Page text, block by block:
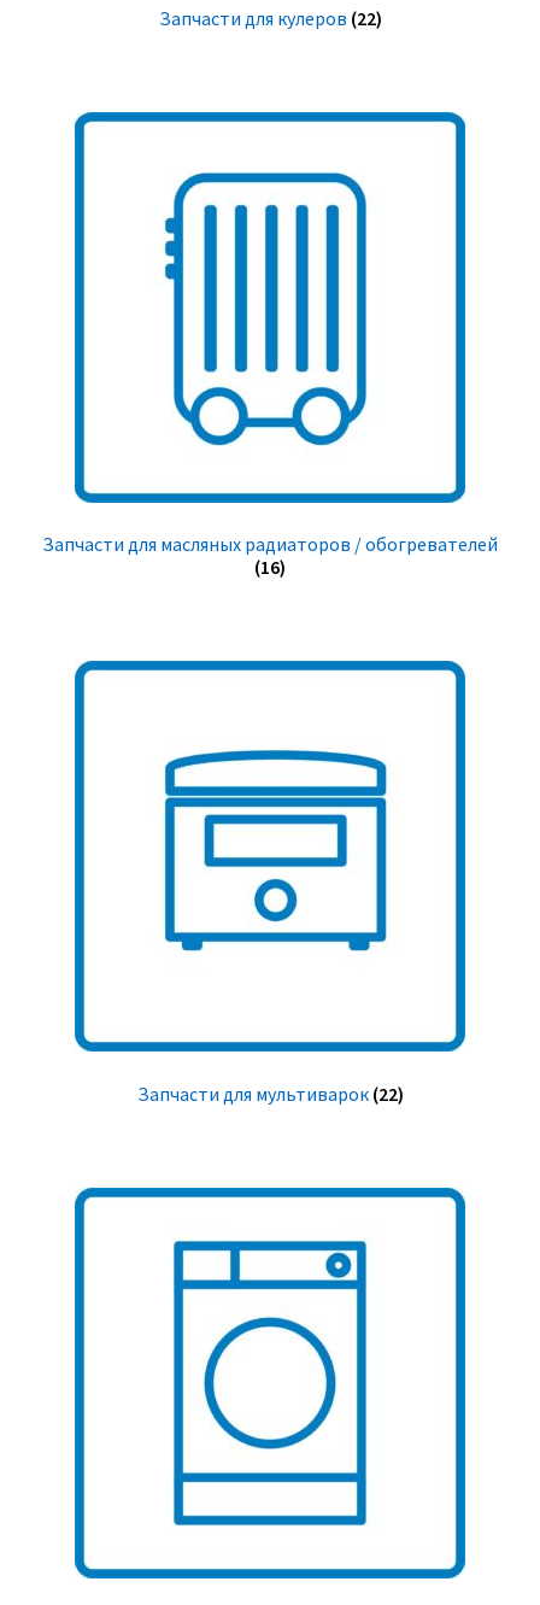
Запчасти для кулеров (22)
Запчасти для масляных радиаторов / обогревателей
(16)
Запчасти для мультиварок (22)